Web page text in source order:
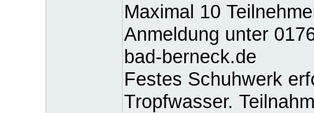
Maximal 10
Anmeldung unter
bad-berneck.de
Festes Schuhwerk
Tropfwasser.